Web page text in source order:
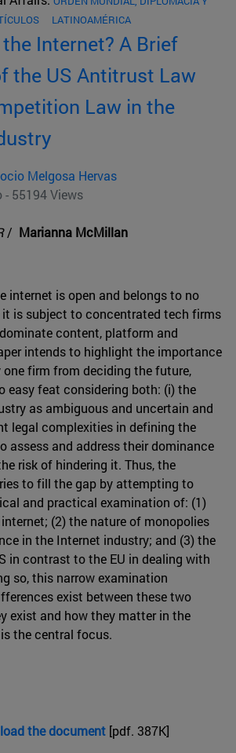
LATINOAMÉRICA
Internet? A Brief
the US Antitrust Law
Law in the
Melgosa Hervas
- 55194 Views
/ Marianna McMillan
internet is open and belongs to no
it is subject to concentrated tech firms
content, platform and
intends to highlight the importance
one firm from deciding the future,
easy feat considering both: (i) the
as ambiguous and uncertain and
legal complexities in defining the
assess and address their dominance
risk of hindering it. Thus, the
to fill the gap by attempting to
and practical examination of: (1)
(2) the nature of monopolies
in the Internet industry; and (3) the
in contrast to the EU in dealing with
so, this narrow examination
exist between these two
exist and how they matter in the
the central focus.
the document [pdf. 387K]